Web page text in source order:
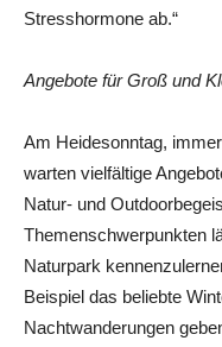
Stresshormone ab.“
Angebote für Groß und
Am Heidesonntag,
warten vielfältige
Natur- und
Themenschwerpunkten
Naturpark
Beispiel das beliebte
Nachtwanderungen